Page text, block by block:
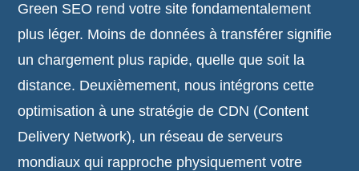
Green SEO rend votre site fondamentalement
plus léger. Moins de données à transférer signifie
un chargement plus rapide, quelle que soit la
distance. Deuxièmement, nous intégrons cette
optimisation à une stratégie de CDN (Content
Delivery Network), un réseau de serveurs
mondiaux qui rapproche physiquement votre